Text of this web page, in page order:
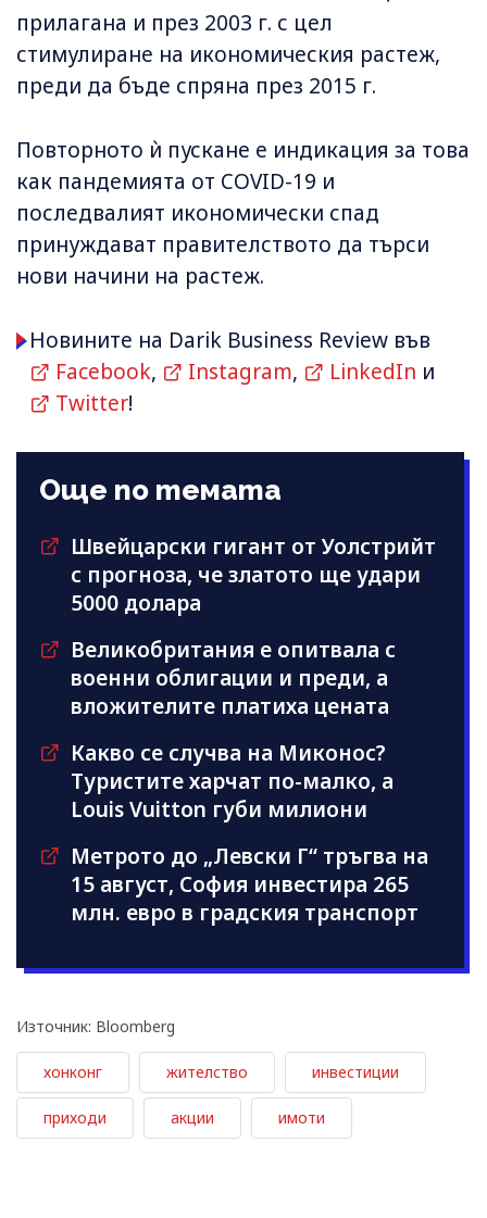
прилагана и през 2003 г. с цел
стимулиране на икономическия растеж,
преди да бъде спряна през 2015 г.
Повторното ѝ пускане е индикация за това
как пандемията от COVID-19 и
последвалият икономически спад
принуждават правителството да търси
нови начини на растеж.
Новините на Darik Business Review във
Facebook, Instagram, LinkedIn и
Twitter!
Още по темата
Швейцарски гигант от Уолстрийт
с прогноза, че златото ще удари
5000 долара
Великобритания е опитвала с
военни облигации и преди, а
вложителите платиха цената
Какво се случва на Миконос?
Туристите харчат по-малко, а
Louis Vuitton губи милиони
Метрото до „Левски Г“ тръгва на
15 август, София инвестира 265
млн. евро в градския транспорт
Източник: Bloomberg
хонконг жителство инвестиции
приходи акции имоти